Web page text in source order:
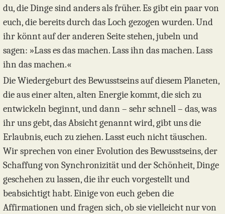
du, die Dinge sind anders als früher. Es gibt ein paar von
euch, die bereits durch das Loch gezogen wurden. Und
ihr könnt auf der anderen Seite stehen, jubeln und
sagen: »Lass es das machen. Lass ihn das machen. Lass
ihn das machen.«
Die Wiedergeburt des Bewusstseins auf diesem Planeten,
die aus einer alten, alten Energie kommt, die sich zu
entwickeln beginnt, und dann – sehr schnell – das, was
ihr uns gebt, das Absicht genannt wird, gibt uns die
Erlaubnis, euch zu ziehen. Lasst euch nicht täuschen.
Wir sprechen von einer Evolution des Bewusstseins, der
Schaffung von Synchronizität und der Schönheit, Dinge
geschehen zu lassen, die ihr euch vorgestellt und
beabsichtigt habt. Einige von euch geben die
Affirmationen und fragen sich, ob sie vielleicht nur von